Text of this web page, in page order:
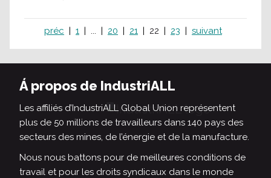
préc 1 ... 20 21 22 23 suivant
Á propos de IndustriALL
Les affiliés d’IndustriALL Global Union représentent
plus de 50 millions de travailleurs dans 140 pays des
secteurs des mines, de l’énergie et de la manufacture.
Nous nous battons pour de meilleures conditions de
travail et pour les droits syndicaux dans le monde